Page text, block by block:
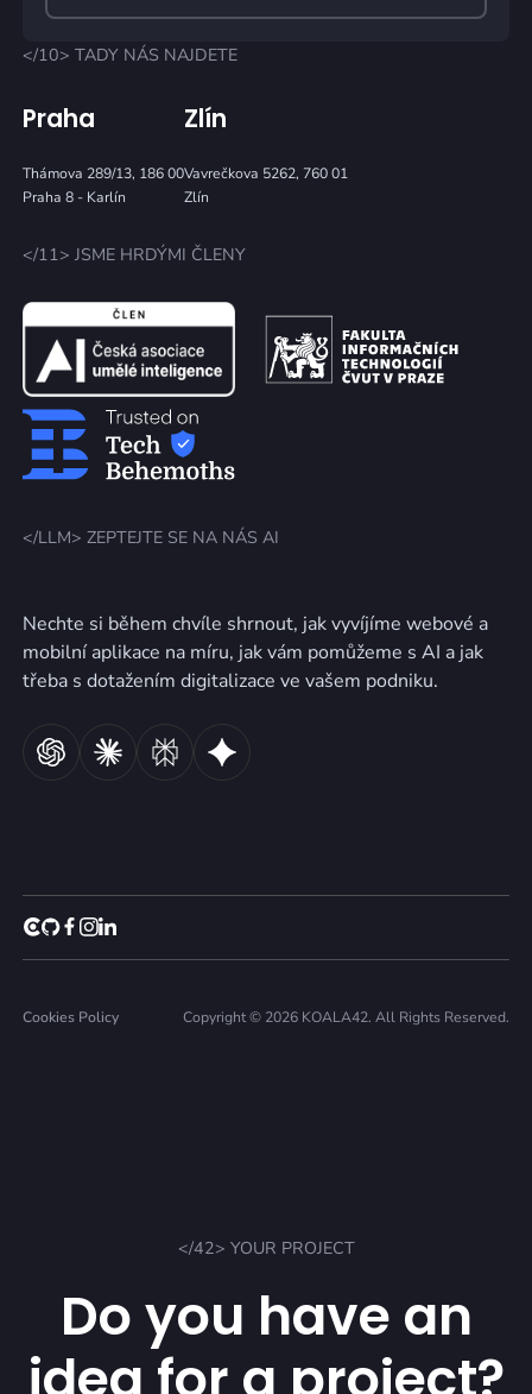
</10> TADY NÁS NAJDETE
Praha
Thámova 289/13, 186 00
Praha 8 - Karlín
Zlín
Vavrečkova 5262, 760 01
Zlín
</11> JSME HRDÝMI ČLENY
</LLM> ZEPTEJTE SE NA NÁS AI
Nechte si během chvíle shrnout, jak vyvíjíme webové a
mobilní aplikace na míru, jak vám pomůžeme s AI a jak
třeba s dotažením digitalizace ve vašem podniku.
Cookies Policy Copyright © 2026 KOALA42. All Rights Reserved.
</42> YOUR PROJECT
Do you have an